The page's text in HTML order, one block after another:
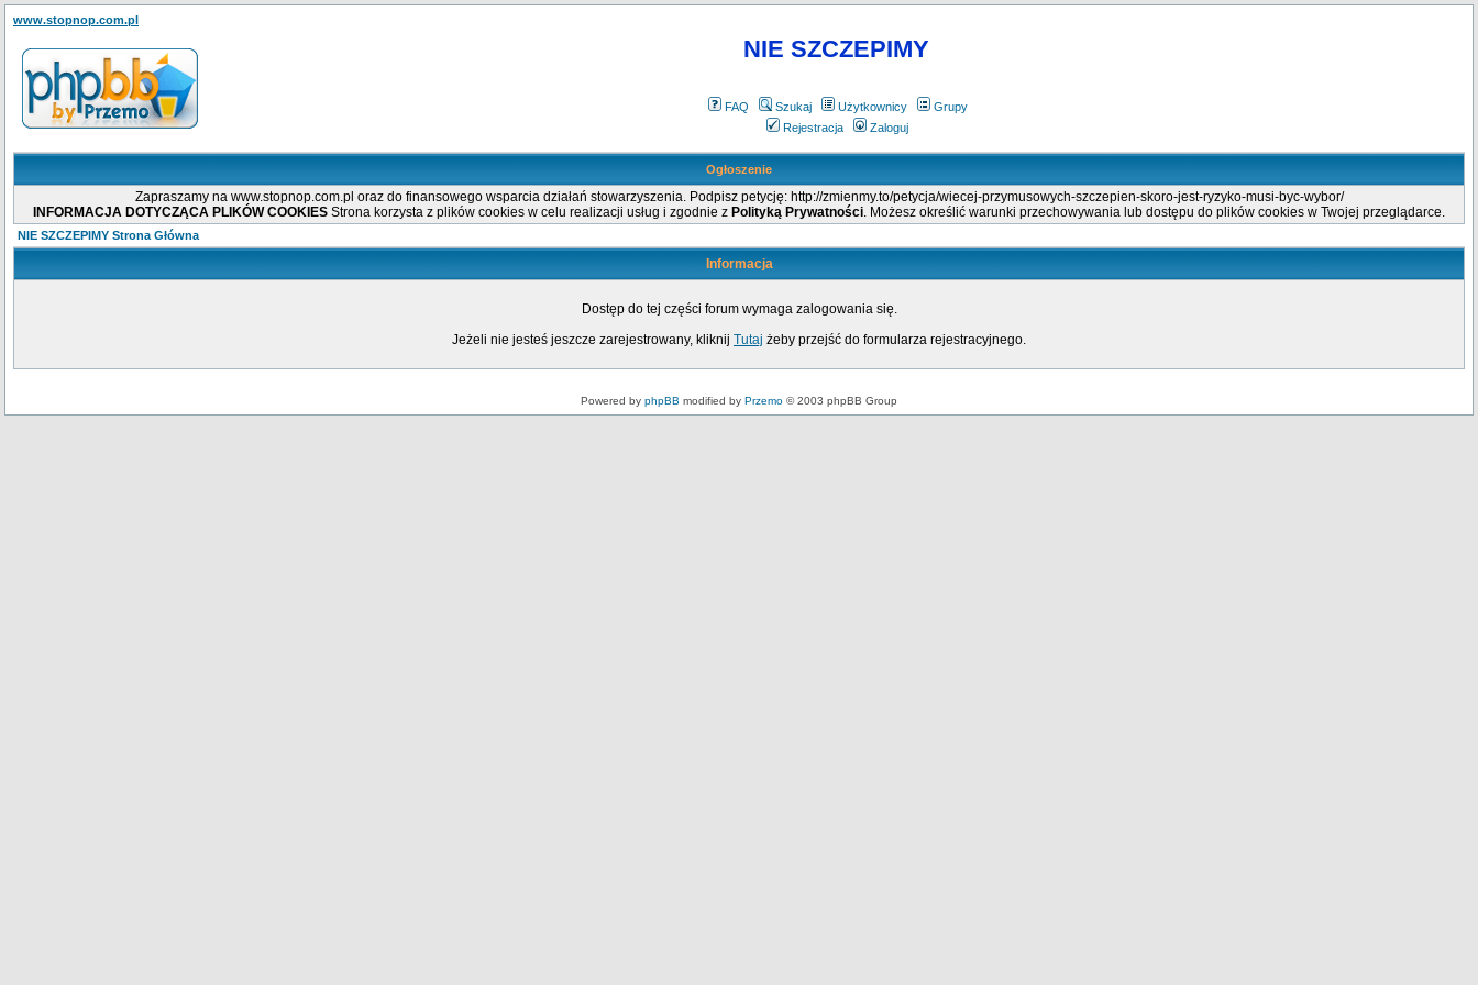
www.stopnop.com.pl
NIE SZCZEPIMY
FAQ Szukaj Użytkownicy
Grupy
Rejestracja
Zaloguj
Ogłoszenie
Zapraszamy na www.stopnop.com.pl oraz do finansowego wsparcia działań stowarzyszenia. Podpisz petycję: http://zmienmy.to/petycja/wiecej-przymusowych-szczepien-skoro-jest-ryzyko-musi-byc-wybor/
INFORMACJA DOTYCZĄCA PLIKÓW COOKIES Strona korzysta z plików cookies w celu realizacji usług i zgodnie z Polityką Prywatności. Możesz określić warunki przechowywania lub dostępu do plików cookies w Twojej przeglądarce.
NIE SZCZEPIMY Strona Główna
Informacja
Dostęp do tej części forum wymaga zalogowania się.
Jeżeli nie jesteś jeszcze zarejestrowany, kliknij Tutaj żeby przejść do formularza rejestracyjnego.
Powered by phpBB modified by Przemo © 2003 phpBB Group